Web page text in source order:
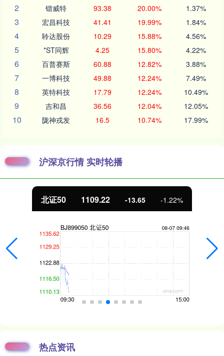
2 锴威特 93.38 20.00% 1.37%
3 宏昌科技 41.41 19.99% 1.84%
4 聆达股份 10.29 15.88% 4.56%
5 *ST同辉 4.25 15.80% 4.22%
6 百普赛斯 60.88 12.82% 3.88%
7 一博科技 49.88 12.24% 7.49%
8 英特科技 17.79 12.24% 10.49%
9 吉和昌 36.56 12.04% 12.05%
10 陇神戎发 16.5 10.74% 17.99%
沪深京行情 实时轮播
北证50 1109.22 -13.65 -1.22%
热点资讯